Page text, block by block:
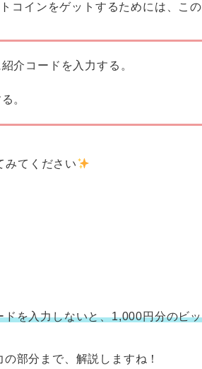
コインをゲットするためには、こ
介コードを入力する。
。
みてください
ドを入力しないと、1,000円分のビ
部分まで、解説しますね！